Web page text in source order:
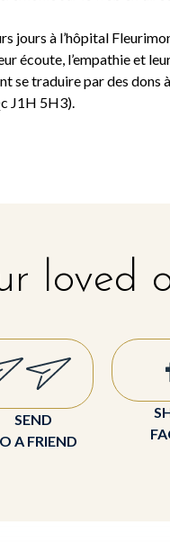
jours à l’hôpital
écoute, l’empathie et
se traduire par des dons
J1H 5H3).
loved
SEND
A FRIEND